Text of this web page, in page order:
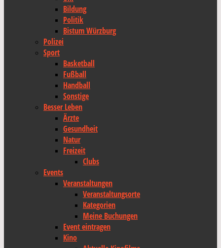
Bildung
Politik
Bistum Würzburg
Polizei
Sport
Basketball
Fußball
Handball
Sonstige
Besser Leben
Ärzte
Gesundheit
Natur
Freizeit
Clubs
Events
Veranstaltungen
Veranstaltungsorte
Kategorien
Meine Buchungen
Event eintragen
Kino